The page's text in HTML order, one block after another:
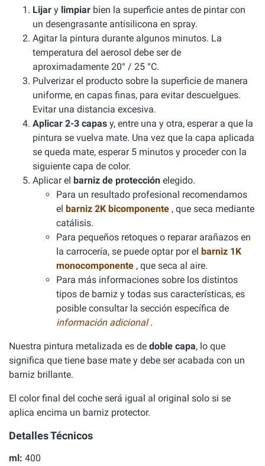
Lijar y limpiar bien la superficie antes de pintar con
un desengrasante antisilicona en spray.
Agitar la pintura durante algunos minutos. La
temperatura del aerosol debe ser de
aproximadamente 20° / 25 °C.
Pulverizar el producto sobre la superficie de manera
uniforme, en capas finas, para evitar descuelgues.
Evitar una distancia excesiva.
Aplicar 2-3 capas y, entre una y otra, esperar a que la
pintura se vuelva mate. Una vez que la capa aplicada
se queda mate, esperar 5 minutos y proceder con la
siguiente capa de color.
Aplicar el barniz de protección elegido.
Para un resultado profesional recomendamos
el barniz 2K bicomponente , que seca mediante
catálisis.
Para pequeños retoques o reparar arañazos en
la carrocería, se puede optar por el barniz 1K
monocomponente , que seca al aire.
Para más informaciones sobre los distintos
tipos de barniz y todas sus características, es
posible consultar la sección específica de
información adicional.
Nuestra pintura metalizada es de doble capa, lo que
significa que tiene base mate y debe ser acabada con un
barniz brillante.
El color final del coche será igual al original solo si se
aplica encima un barniz protector.
Detalles Técnicos
ml: 400